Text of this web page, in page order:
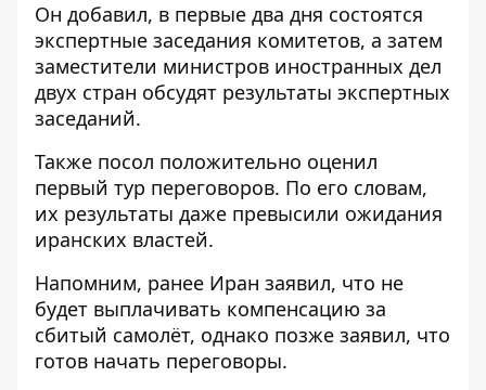
Он добавил, в первые два дня состоятся
экспертные заседания комитетов, а затем
заместители министров иностранных дел
двух стран обсудят результаты экспертных
заседаний.
Также посол положительно оценил
первый тур переговоров. По его словам,
их результаты даже превысили ожидания
иранских властей.
Напомним, ранее Иран заявил, что не
будет выплачивать компенсацию за
сбитый самолёт, однако позже заявил, что
готов начать переговоры.